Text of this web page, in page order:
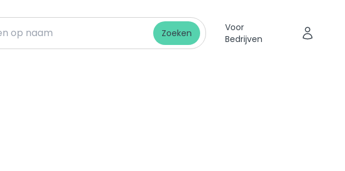
Zoeken
Voor
Bedrijven